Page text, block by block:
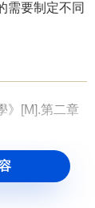
需要制定不同
》[M].第二章